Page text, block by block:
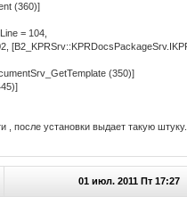
(360)]
= 104,
(350)]
, после установки выдает такую
01 июл. 2011 Пт 17:27